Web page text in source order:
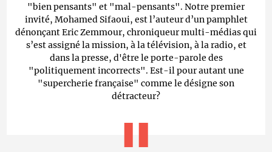
"bien pensants" et "mal-pensants". Notre premier
invité, Mohamed Sifaoui, est l’auteur d’un pamphlet
dénonçant Eric Zemmour, chroniqueur multi-médias qui
s’est assigné la mission, à la télévision, à la radio, et
dans la presse, d'être le porte-parole des
"politiquement incorrects". Est-il pour autant une
"supercherie française" comme le désigne son
détracteur?